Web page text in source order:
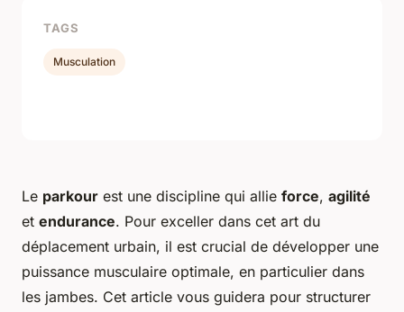
Le parkour est une discipline qui allie force, agilité
et endurance. Pour exceller dans cet art du
déplacement urbain, il est crucial de développer une
puissance musculaire optimale, en particulier dans
les jambes. Cet article vous guidera pour structurer
TAGS
Musculation